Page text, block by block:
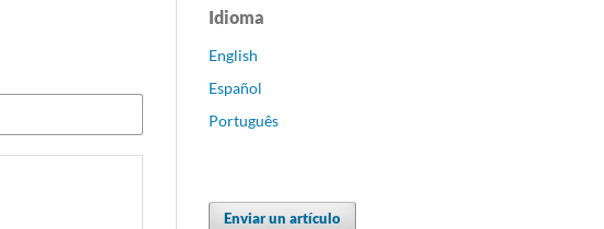
Idioma
English
Español
Português
Enviar un artículo